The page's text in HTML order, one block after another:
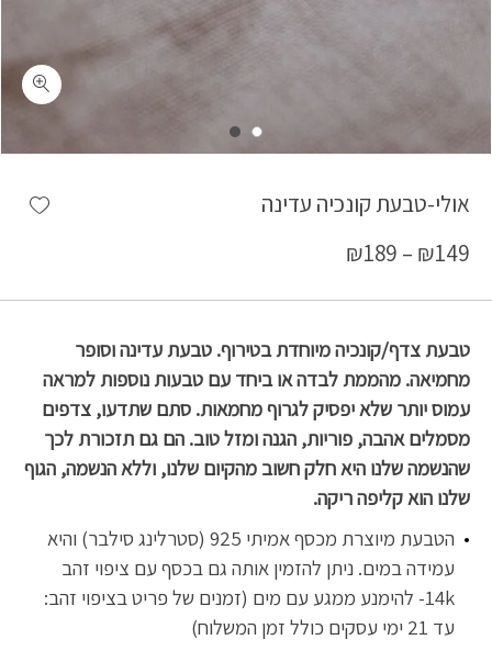
אולי-טבעת קונכיה עדינה
₪149
–
₪189
טבעת צדף/קונכיה מיוחדת בטירוף. טבעת עדינה וסופר
מחמיאה. מהממת לבדה או ביחד עם טבעות נוספות למראה
עמוס יותר שלא יפסיק לגרוף מחמאות. סתם שתדעו, צדפים
מסמלים אהבה, פוריות, הגנה ומזל טוב. הם גם תזכורת לכך
שהנשמה שלנו היא חלק חשוב מהקיום שלנו, וללא הנשמה, הגוף
שלנו הוא קליפה ריקה.
הטבעת מיוצרת מכסף אמיתי 925 (סטרלינג סילבר) והיא
עמידה במים. ניתן להזמין אותה גם בכסף עם ציפוי זהב
14k- להימנע ממגע עם מים (זמנים של פריט בציפוי זהב:
עד 21 ימי עסקים כולל זמן המשלוח)